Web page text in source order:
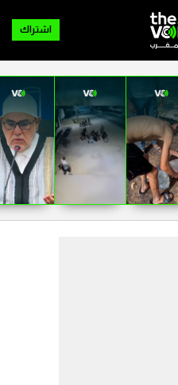
اشتراك